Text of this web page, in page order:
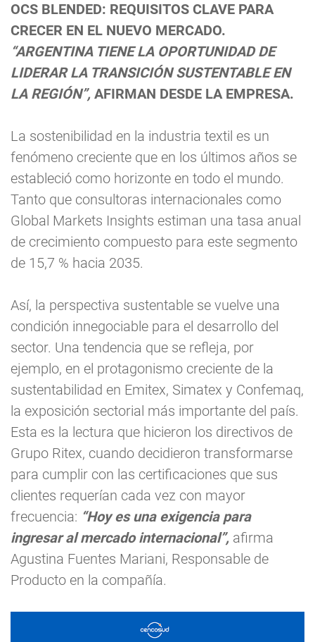
OCS BLENDED: REQUISITOS CLAVE PARA
CRECER EN EL NUEVO MERCADO.
“ARGENTINA TIENE LA OPORTUNIDAD DE
LIDERAR LA TRANSICIÓN SUSTENTABLE EN
LA REGIÓN”, AFIRMAN DESDE LA EMPRESA.
La sostenibilidad en la industria textil es un
fenómeno creciente que en los últimos años se
estableció como horizonte en todo el mundo.
Tanto que consultoras internacionales como
Global Markets Insights estiman una tasa anual
de crecimiento compuesto para este segmento
de 15,7 % hacia 2035.
Así, la perspectiva sustentable se vuelve una
condición innegociable para el desarrollo del
sector. Una tendencia que se refleja, por
ejemplo, en el protagonismo creciente de la
sustentabilidad en Emitex, Simatex y Confemaq,
la exposición sectorial más importante del país.
Esta es la lectura que hicieron los directivos de
Grupo Ritex, cuando decidieron transformarse
para cumplir con las certificaciones que sus
clientes requerían cada vez con mayor
frecuencia: “Hoy es una exigencia para
ingresar al mercado internacional”, afirma
Agustina Fuentes Mariani, Responsable de
Producto en la compañía.